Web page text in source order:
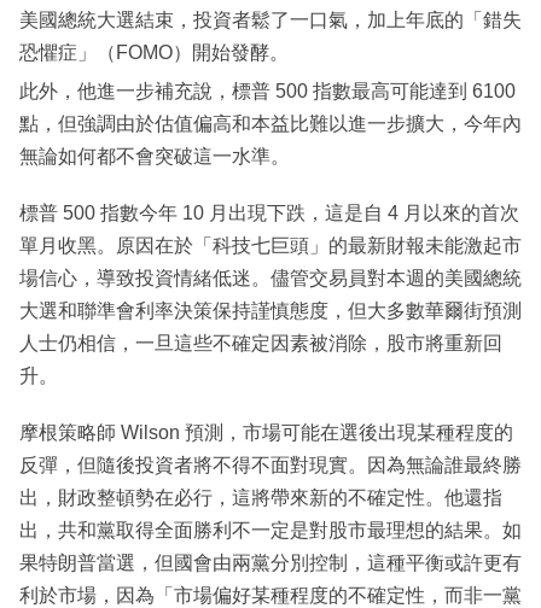
美國總統大選結束，投資者鬆了一口氣，加上年底的「錯失
恐懼症」（FOMO）開始發酵。
此外，他進一步補充說，標普 500 指數最高可能達到 6100
點，但強調由於估值偏高和本益比難以進一步擴大，今年內
無論如何都不會突破這一水準。
標普 500 指數今年 10 月出現下跌，這是自 4 月以來的首次
單月收黑。原因在於「科技七巨頭」的最新財報未能激起市
場信心，導致投資情緒低迷。儘管交易員對本週的美國總統
大選和聯準會利率決策保持謹慎態度，但大多數華爾街預測
人士仍相信，一旦這些不確定因素被消除，股市將重新回
升。
摩根策略師 Wilson 預測，市場可能在選後出現某種程度的
反彈，但隨後投資者將不得不面對現實。因為無論誰最終勝
出，財政整頓勢在必行，這將帶來新的不確定性。他還指
出，共和黨取得全面勝利不一定是對股市最理想的結果。如
果特朗普當選，但國會由兩黨分別控制，這種平衡或許更有
利於市場，因為「市場偏好某種程度的不確定性，而非一黨